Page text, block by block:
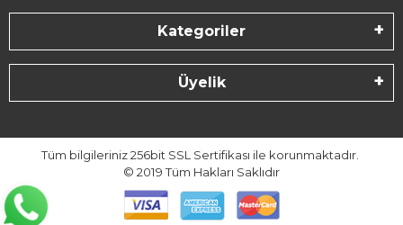
Kategoriler
Üyelik
Tüm bilgileriniz 256bit SSL Sertifikası ile korunmaktadır.
© 2019Tüm Hakları Saklıdır